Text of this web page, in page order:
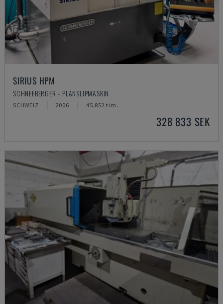
SIRIUS HPM
SCHNEEBERGER - PLANSLIPMASKIN
SCHWEIZ 2006 45.852 tim.
328 833 SEK